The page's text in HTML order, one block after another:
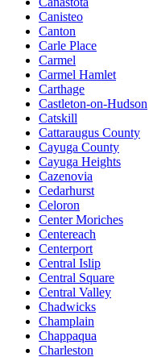
Canisteo
Canton
Carle Place
Carmel
Carmel Hamlet
Carthage
Castleton-on-Hudson
Catskill
Cattaraugus County
Cayuga County
Cayuga Heights
Cazenovia
Cedarhurst
Celoron
Center Moriches
Centereach
Centerport
Central Islip
Central Square
Central Valley
Chadwicks
Champlain
Chappaqua
Charleston